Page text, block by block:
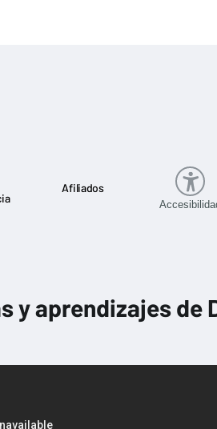
Afiliados
y aprendizajes de